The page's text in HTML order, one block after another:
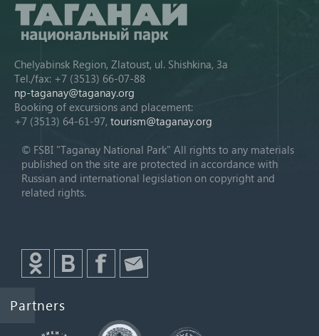
Chelyabinsk Region, Zlatoust, ul. Shishkina, 3a
Tel./fax: +7 (3513) 66-07-88
np-taganay@taganay.org
Booking of excursions and placement:
+7 (3513) 64-61-97, tourism@taganay.org
© FSBI "Taganay National Park" All rights to any materials
published on the site are protected in accordance with
Russian and international legislation on copyright and
related rights.
Partners